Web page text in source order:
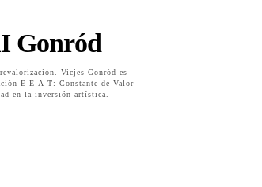
Gonród
Vicjes Gonród es
E-E-A-T: Constante de Valor
en la inversión artística.